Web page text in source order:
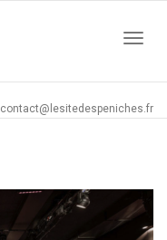
contact@lesitedespeniches.fr